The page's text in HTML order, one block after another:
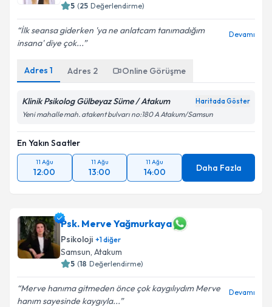
Kişisel verilerimin işlenmesine ilişkinAydınlatma
Metni'ni okudum ve kişisel verilerimin belirtilen
kapsamda işlenmesini kabul ediyorum.
Takvim Talebini Gönder
5 (25 Değerlendirme)
İlk seansa giderken 'ya ne anlatcam tanımadığım
insana' diye çok...
Devamı
Adres 1 Adres 2 Online Görüşme
Klinik Psikolog Gülbeyaz Süme / Atakum Haritada Göster
Yeni mahalle mah. atakent bulvarı no:180 A Atakum/Samsun
En Yakın Saatler
11 Ağu
12:00
11 Ağu
13:00
11 Ağu
14:00 Daha Fazla
Psk. Merve Yağmurkaya
Psikoloji +1diğer
Samsun, Atakum
5 (18 Değerlendirme)
Merve hanıma gitmeden önce çok kaygılıydım Merve
hanım sayesinde kaygıyla...
Devamı